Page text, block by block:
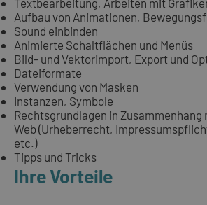
Textbearbeitung, Arbeiten mit
Aufbau von Animationen,
Sound einbinden
Animierte Schaltflächen und Menüs
Bild- und Vektorimport, Export und
Dateiformate
Verwendung von Masken
Instanzen, Symbole
Rechtsgrundlagen in Zusammenhang
Web (Urheberrecht,
etc.)
Tipps und Tricks
Ihre Vorteile